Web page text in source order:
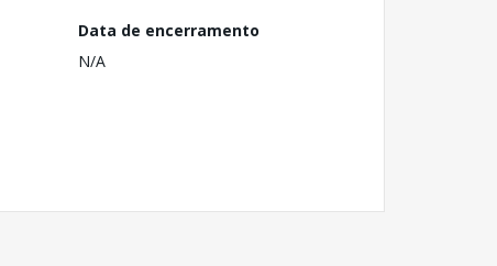
Data de encerramento
N/A